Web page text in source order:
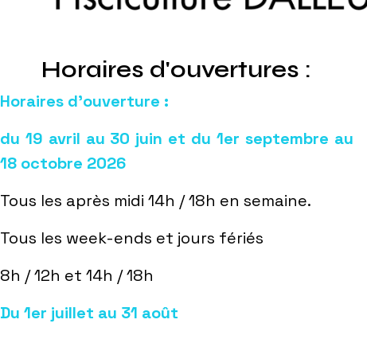
Horaires d'ouvertures :
Horaires d’ouverture :
du 19 avril au 30 juin et du 1er septembre au
18 octobre 2026
Tous les après midi 14h / 18h en semaine.
Tous les week-ends et jours fériés
8h / 12h et 14h / 18h
Du 1er juillet au 31 août